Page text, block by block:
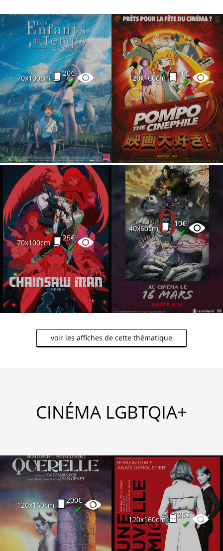
70x100cm
20€
✔ 120x160cm
16€
✔
70x100cm
25€
✔
40x60cm
10€
✔
voir les affiches de cette thématique
CINÉMA LGBTQIA+
120x160cm
200€
✔
120x160cm
20€
✔